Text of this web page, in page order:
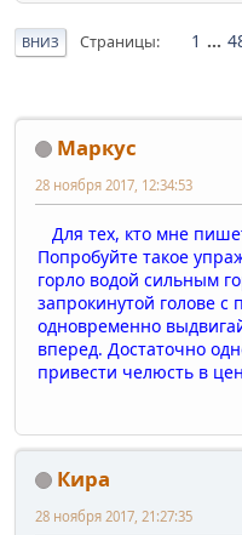
ВНИЗ Страницы 1 ...
Маркус
28 ноября 2017, 12:34:53
Для тех, кто мне
Попробуйте такое
горло водой сильным
запрокинутой голове с
одновременно
вперед. Достаточно
привести челюсть в
Кира
28 ноября 2017, 21:27:35